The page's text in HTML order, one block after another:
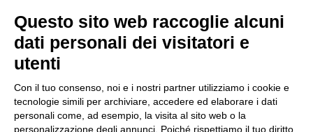
Questo sito web raccoglie alcuni
dati personali dei visitatori e
utenti
Con il tuo consenso, noi e i nostri partner utilizziamo i cookie e
tecnologie simili per archiviare, accedere ed elaborare i dati
personali come, ad esempio, la visita al sito web o la
personalizzazione degli annunci. Poiché rispettiamo il tuo diritto